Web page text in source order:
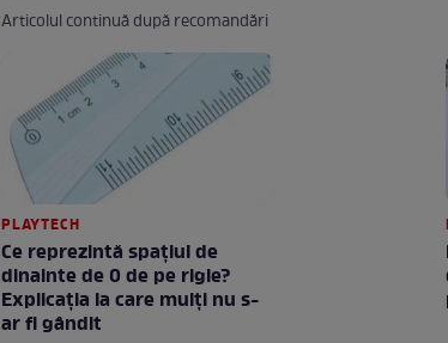
Articolul continuă după recomandări
PLAYTECH
Ce reprezintă spaţiul de
dinainte de 0 de pe rigle?
Explicaţia la care mulţi nu s-
ar fi gândit